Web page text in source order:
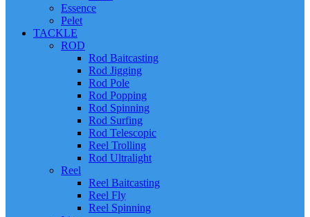
Essence
Pelet
TACKLE
ROD
Rod Baitcasting
Rod Jigging
Rod Pole
Rod Popping
Rod Spinning
Rod Surfing
Rod Telescopic
Reel Trolling
Rod Ultralight
Reel
Reel Baitcasting
Reel Fly
Reel Spinning